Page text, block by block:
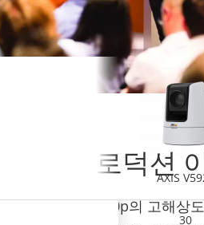
브 프로덕션
최고 HDTV 1080p의 고해상
AXIS
30